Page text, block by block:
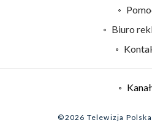
Naziemna Telewizja Cyfrowa
System NOS
Biuro Reklamy
Biuro
©2026 Telewizja